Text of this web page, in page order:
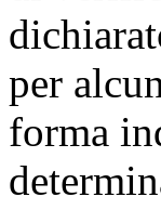
per
forma